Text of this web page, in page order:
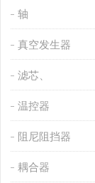
轴
真空发生器
滤芯、
温控器
阻尼阻挡器
耦合器